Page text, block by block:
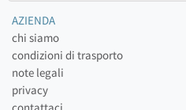
AZIENDA
chi siamo
condizioni di trasporto
note legali
privacy